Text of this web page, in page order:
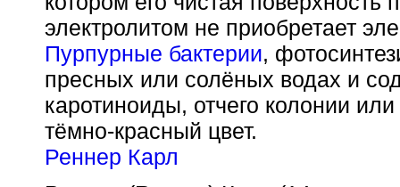
электролитом не приобретает
Пурпурные бактерии,
пресных или солёных водах и
каротиноиды, отчего колонии
тёмно-красный цвет.
Реннер Карл